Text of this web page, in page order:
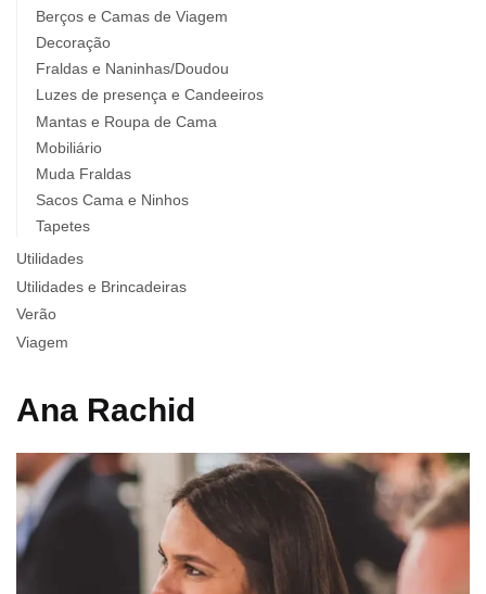
Ana Rachid
Berços e Camas de Viagem
Decoração
Fraldas e Naninhas/Doudou
Luzes de presença e Candeeiros
Mantas e Roupa de Cama
Mobiliário
Muda Fraldas
Sacos Cama e Ninhos
Tapetes
Utilidades
Utilidades e Brincadeiras
Verão
Viagem